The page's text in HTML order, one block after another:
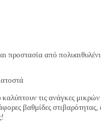
προστασία από
τις ανάγκες
βαθμίδες